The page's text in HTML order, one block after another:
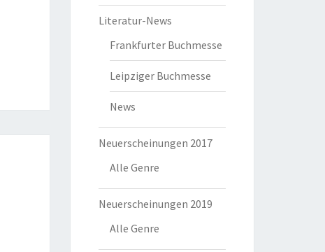
Literatur-News
Frankfurter Buchmesse
Leipziger Buchmesse
News
Neuerscheinungen 2017
Alle Genre
Neuerscheinungen 2019
Alle Genre